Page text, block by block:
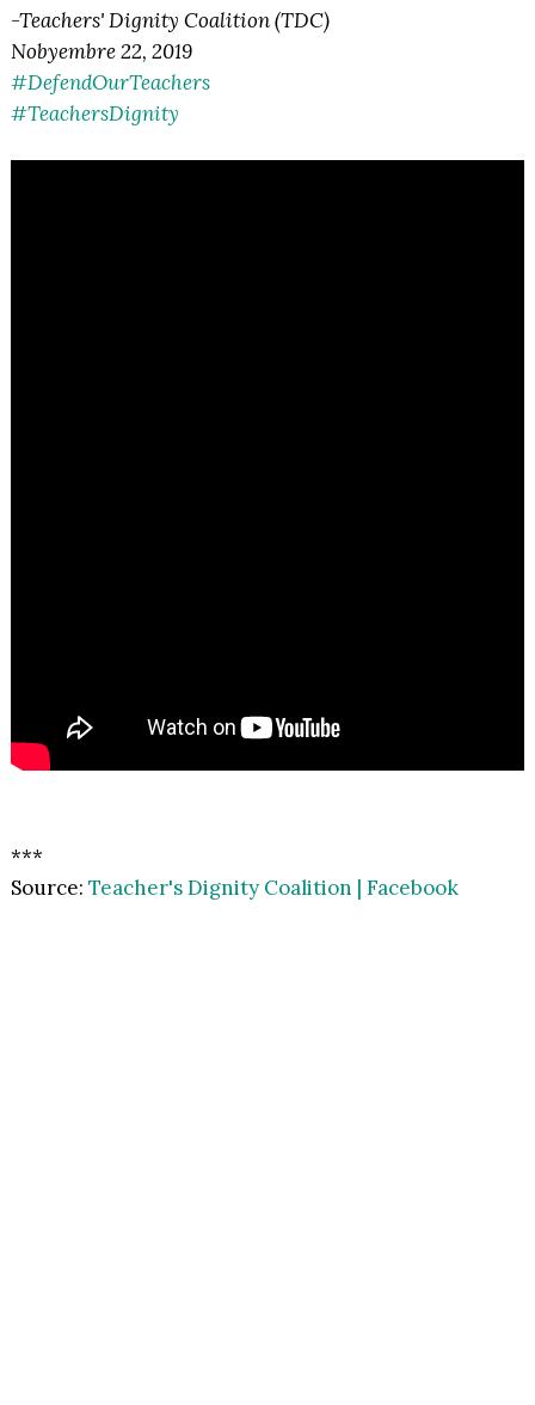
-Teachers' Dignity Coalition (TDC)
Nobyembre 22, 2019
#DefendOurTeachers
#TeachersDignity
***
Source: Teacher's Dignity Coalition | Facebook